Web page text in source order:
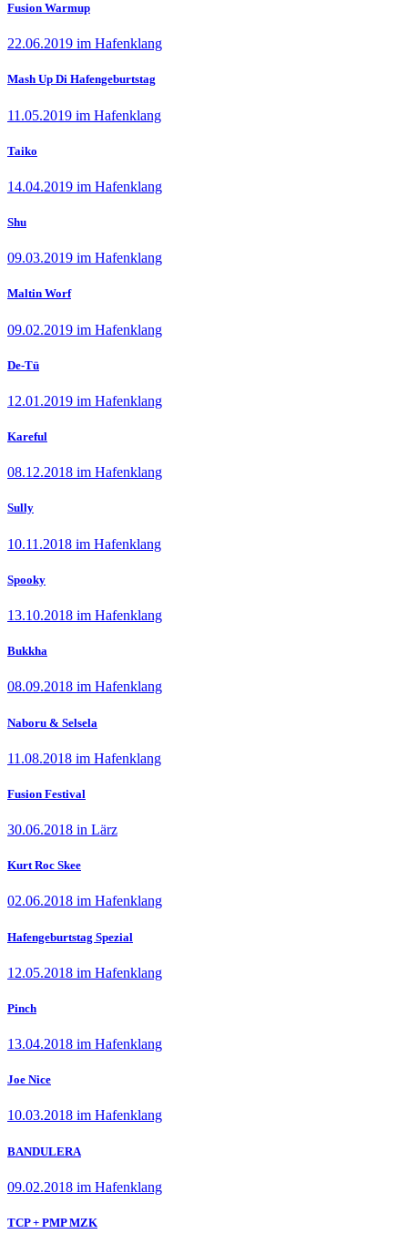
Fusion Warmup
22.06.2019 im Hafenklang
Mash Up Di Hafengeburtstag
11.05.2019 im Hafenklang
Taiko
14.04.2019 im Hafenklang
Shu
09.03.2019 im Hafenklang
Maltin Worf
09.02.2019 im Hafenklang
De-Tü
12.01.2019 im Hafenklang
Kareful
08.12.2018 im Hafenklang
Sully
10.11.2018 im Hafenklang
Spooky
13.10.2018 im Hafenklang
Bukkha
08.09.2018 im Hafenklang
Naboru & Selsela
11.08.2018 im Hafenklang
Fusion Festival
30.06.2018 in Lärz
Kurt Roc Skee
02.06.2018 im Hafenklang
Hafengeburtstag Spezial
12.05.2018 im Hafenklang
Pinch
13.04.2018 im Hafenklang
Joe Nice
10.03.2018 im Hafenklang
BANDULERA
09.02.2018 im Hafenklang
TCP + PMP MZK